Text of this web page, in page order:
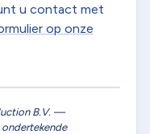
u contact met
op onze
B.V. —